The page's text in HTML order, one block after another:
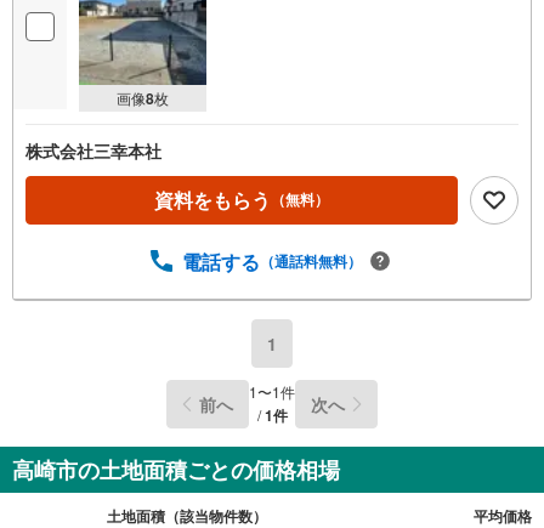
画像8枚
株式会社三幸本社
資料をもらう （無料）
電話する （通話料無料）
1
前へ 1〜1件
/1件 次へ
高崎市の土地面積ごとの価格相場
土地面積（該当物件数） 平均価格